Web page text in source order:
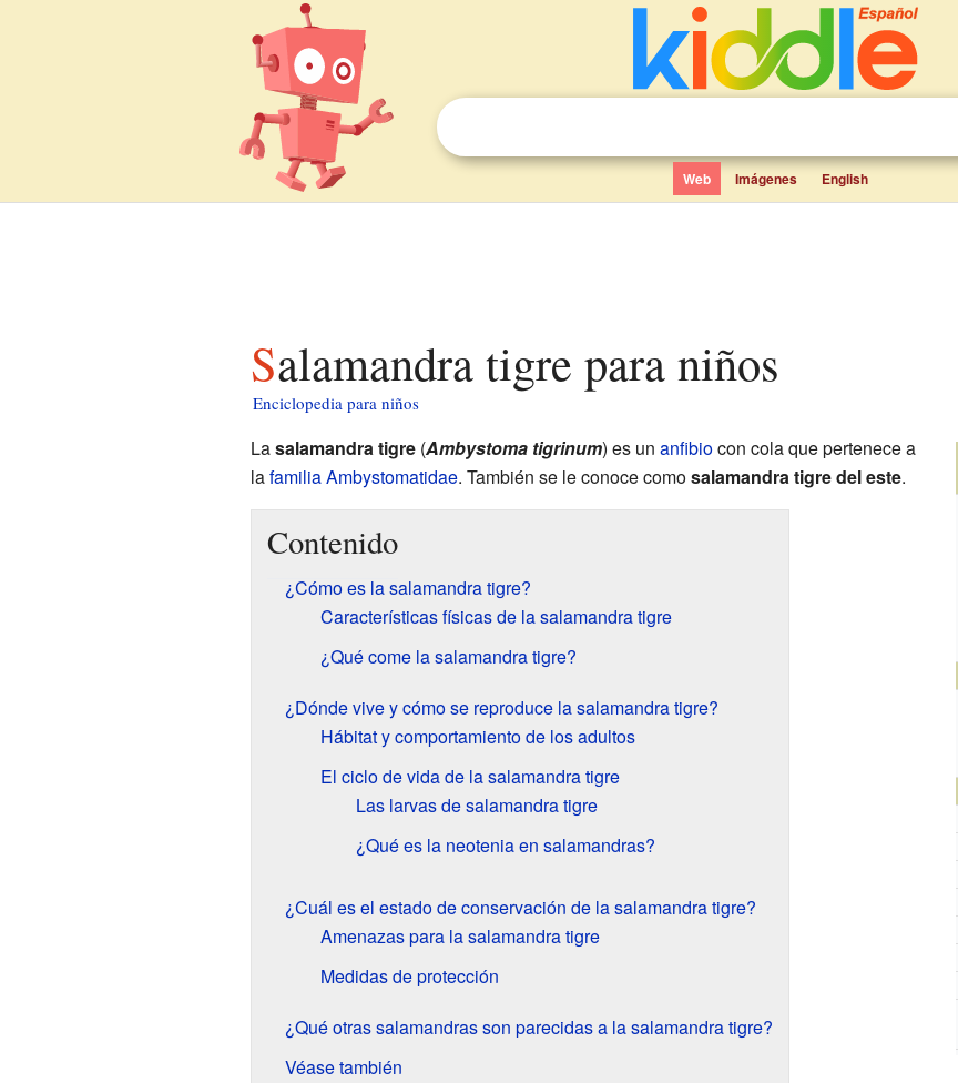
Web Imágenes English
Salamandra tigre para niños
Enciclopedia para niños
Lasalamandra tigre(Ambystoma tigrinum) es un anfibiocon cola que pertenece a
lafamiliaAmbystomatidae. También se le conoce comosalamandra tigre del este.
Contenido
¿Cómo es la salamandra tigre?
Características físicas de la salamandra tigre
¿Qué come la salamandra tigre?
¿Dónde vive y cómo se reproduce la salamandra tigre?
Hábitat y comportamiento de los adultos
El ciclo de vida de la salamandra tigre
Las larvas de salamandra tigre
¿Qué es la neotenia en salamandras?
¿Cuál es el estado de conservación de la salamandra tigre?
Amenazas para la salamandra tigre
Medidas de protección
¿Qué otras salamandras son parecidas a la salamandra tigre?
Véase también